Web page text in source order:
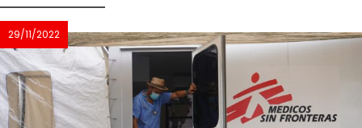
29/11/2022